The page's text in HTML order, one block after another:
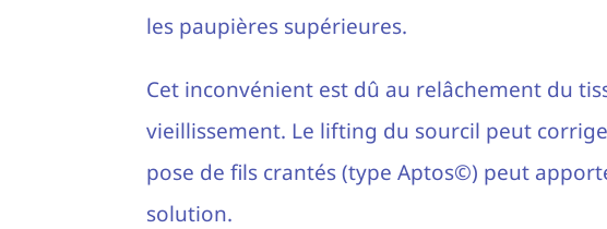
les paupières supérieures.
Cet inconvénient est dû au relâchement du
vieillissement. Le lifting du sourcil peut
pose de fils crantés (type Aptos©) peut
solution.